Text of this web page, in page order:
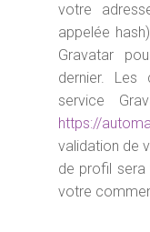
votre
appelée
Gravatar
dernier. Les
service
https://
validation de
de profil sera
votre